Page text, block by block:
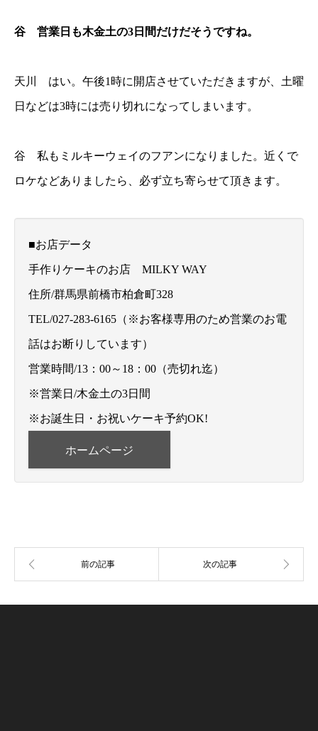
谷 営業日も木金土の3日間だけだそうですね。
天川 はい。午後1時に開店させていただきますが、土曜
日などは3時には売り切れになってしまいます。
谷 私もミルキーウェイのフアンになりました。近くで
ロケなどありましたら、必ず立ち寄らせて頂きます。
■お店データ
手作りケーキのお店 MILKY WAY
住所/群馬県前橋市柏倉町328
TEL/027-283-6165（※お客様専用のため営業のお電
話はお断りしています）
営業時間/13：00～18：00（売切れ迄）
※営業日/木金土の3日間
※お誕生日・お祝いケーキ予約OK!
ホームページ